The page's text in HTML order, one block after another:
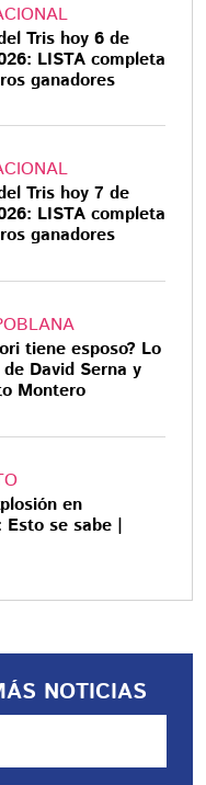
Tris hoy 6 de
LISTA completa
ganadores
Tris hoy 7 de
LISTA completa
ganadores
tiene esposo? Lo
David Serna y
Montero
en
Esto se sabe |
NOTICIAS